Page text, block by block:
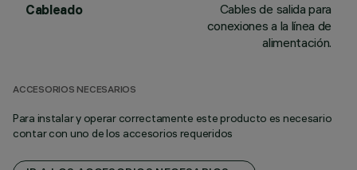
Cableado
Cables de salida para
conexiones a la línea de
alimentación.
ACCESORIOS NECESARIOS
Para instalar y operar correctamente este producto es necesario
contar con uno de los accesorios requeridos